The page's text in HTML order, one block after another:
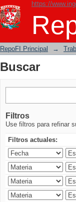
https://
Buscar
RepoFI Principal →
Buscar
Filtros
Use filtros para refinar
Filtros actuales: